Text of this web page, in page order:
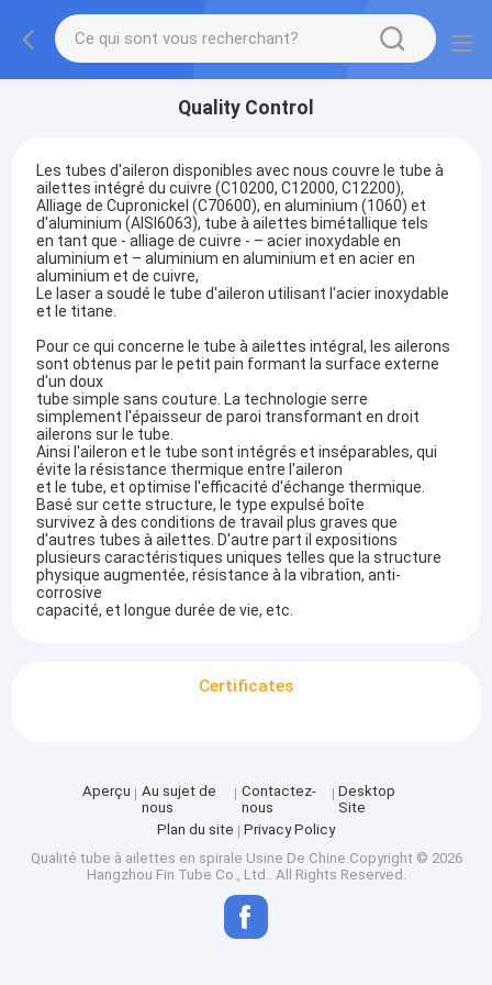
Quality Control
Les tubes d'aileron disponibles avec nous couvre le tube à
ailettes intégré du cuivre (C10200, C12000, C12200),
Alliage de Cupronickel (C70600), en aluminium (1060) et
d'aluminium (AISI6063), tube à ailettes bimétallique tels
en tant que - alliage de cuivre - – acier inoxydable en
aluminium et – aluminium en aluminium et en acier en
aluminium et de cuivre,
Le laser a soudé le tube d'aileron utilisant l'acier inoxydable
et le titane.
Pour ce qui concerne le tube à ailettes intégral, les ailerons
sont obtenus par le petit pain formant la surface externe
d'un doux
tube simple sans couture. La technologie serre
simplement l'épaisseur de paroi transformant en droit
ailerons sur le tube.
Ainsi l'aileron et le tube sont intégrés et inséparables, qui
évite la résistance thermique entre l'aileron
et le tube, et optimise l'efficacité d'échange thermique.
Basé sur cette structure, le type expulsé boîte
survivez à des conditions de travail plus graves que
d'autres tubes à ailettes. D'autre part il expositions
plusieurs caractéristiques uniques telles que la structure
physique augmentée, résistance à la vibration, anti-
corrosive
capacité, et longue durée de vie, etc.
Certificates
Aperçu
Au sujet de
nous
Contactez-
nous
Desktop
Site
Plan du site
Privacy Policy
Qualité tube à ailettes en spirale Usine De Chine.Copyright © 2026
Hangzhou Fin Tube Co., Ltd.. All Rights Reserved.